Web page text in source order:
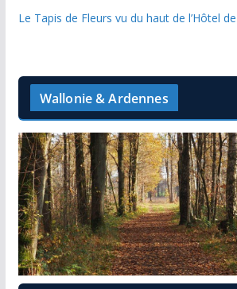
Le Tapis de Fleurs vu du haut de l’Hôtel
Wallonie & Ardennes